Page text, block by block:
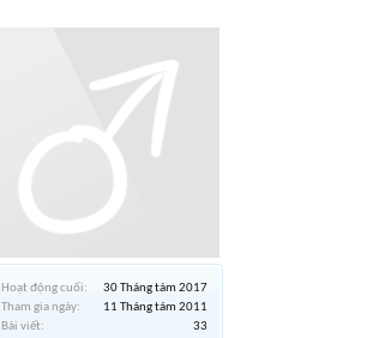
Hoạt động cuối:
30 Tháng tám 2017
Tham gia ngày:
11 Tháng tám 2011
Bài viết:
33